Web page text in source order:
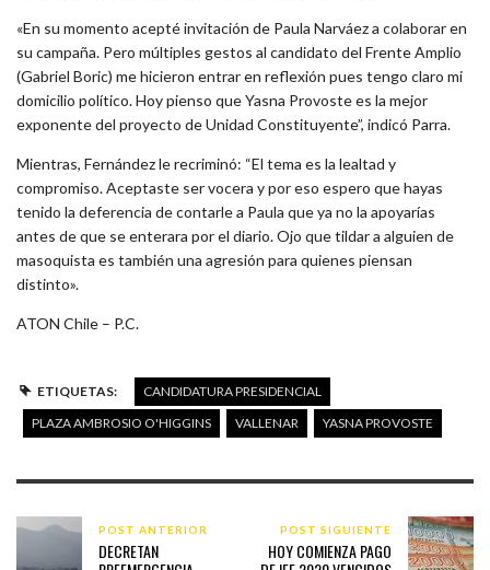
«En su momento acepté invitación de Paula Narváez a colaborar en
su campaña. Pero múltiples gestos al candidato del Frente Amplio
(Gabriel Boric) me hicieron entrar en reflexión pues tengo claro mi
domicilio político. Hoy pienso que Yasna Provoste es la mejor
exponente del proyecto de Unidad Constituyente”, indicó Parra.
Mientras, Fernández le recriminó: “El tema es la lealtad y
compromiso. Aceptaste ser vocera y por eso espero que hayas
tenido la deferencia de contarle a Paula que ya no la apoyarías
antes de que se enterara por el diario. Ojo que tildar a alguien de
masoquista es también una agresión para quienes piensan
distinto».
ATON Chile – P.C.
ETIQUETAS:
CANDIDATURA PRESIDENCIAL
PLAZA AMBROSIO O'HIGGINS
VALLENAR YASNA PROVOSTE
POST ANTERIOR
DECRETAN
POST SIGUIENTE
HOY COMIENZA PAGO